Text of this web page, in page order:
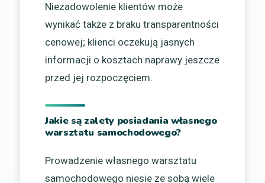
Niezadowolenie klientów może
wynikać także z braku transparentności
cenowej; klienci oczekują jasnych
informacji o kosztach naprawy jeszcze
przed jej rozpoczęciem.
Jakie są zalety posiadania własnego
warsztatu samochodowego?
Prowadzenie własnego warsztatu
samochodowego niesie ze sobą wiele